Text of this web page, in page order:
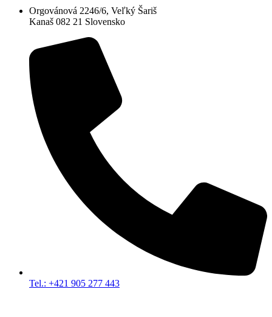
Orgovánová 2246/6, Veľký Šariš
Kanaš 082 21 Slovensko
Tel.: +421 905 277 443